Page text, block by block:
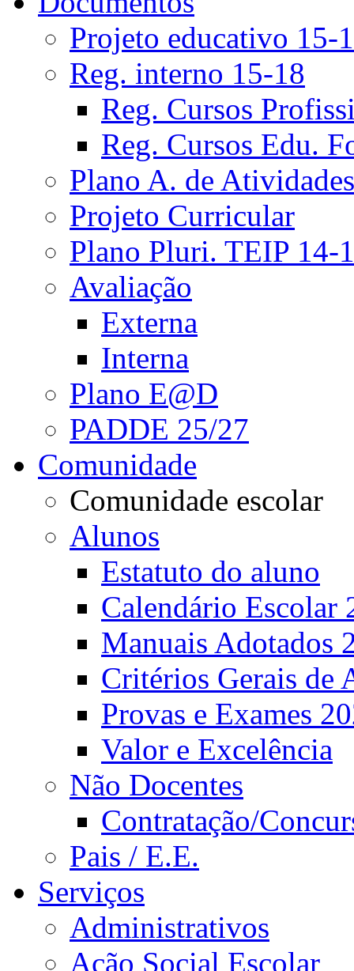
Projeto educativo 15-
Reg. interno 15-18
Reg. Cursos
Reg. Cursos Edu.
Plano A. de Atividades
Projeto Curricular
Plano Pluri. TEIP 14-
Avaliação
Externa
Interna
Plano E@D
PADDE 25/27
Comunidade
Comunidade escolar
Alunos
Estatuto do aluno
Calendário Escolar
Manuais Adotados
Critérios Gerais de
Provas e Exames
Valor e Excelência
Não Docentes
Contratação/
Pais / E.E.
Serviços
Administrativos
Ação Social Escolar